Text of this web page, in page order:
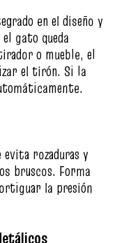
en el diseño y
gato queda
o mueble, el
el tirón. Si la
rozaduras y
bruscos. Forma
la presión